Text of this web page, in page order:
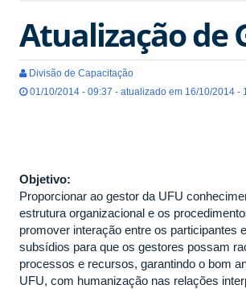
Atualização de
Divisão de Capacitação
01/10/2014 - 09:37 - atualizado em 16/10/2014 -
Objetivo:
Proporcionar ao gestor da UFU
estrutura organizacional e os
promover interação entre os participantes
subsídios para que os gestores possam
processos e recursos, garantindo o bom
UFU, com humanização nas relações